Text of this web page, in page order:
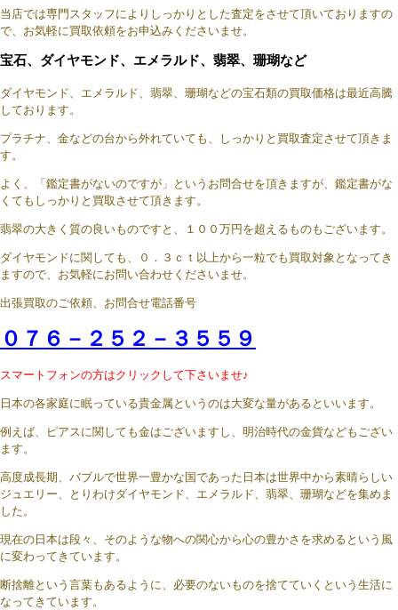
当店では専門スタッフによりしっかりとした査定をさせて頂いておりますの
で、お気軽に買取依頼をお申込みくださいませ。
宝石、ダイヤモンド、エメラルド、翡翠、珊瑚など
ダイヤモンド、エメラルド、翡翠、珊瑚などの宝石類の買取価格は最近高騰
しております。
プラチナ、金などの台から外れていても、しっかりと買取査定させて頂きま
す。
よく、「鑑定書がないのですが」というお問合せを頂きますが、鑑定書がな
くてもしっかりと買取させて頂きます。
翡翠の大きく質の良いものですと、１００万円を超えるものもございます。
ダイヤモンドに関しても、０．３ｃｔ以上から一粒でも買取対象となってき
ますので、お気軽にお問い合わせくださいませ。
出張買取のご依頼、お問合せ電話番号
０７６－２５２－３５５９
スマートフォンの方はクリックして下さいませ♪
日本の各家庭に眠っている貴金属というのは大変な量があるといいます。
例えば、ピアスに関しても金はございますし、明治時代の金貨などもござい
ます。
高度成長期、バブルで世界一豊かな国であった日本は世界中から素晴らしい
ジュエリー、とりわけダイヤモンド、エメラルド、翡翠、珊瑚などを集めま
した。
現在の日本は段々、そのような物への関心から心の豊かさを求めるという風
に変わってきています。
断捨離という言葉もあるように、必要のないものを捨てていくという生活に
なってきています。